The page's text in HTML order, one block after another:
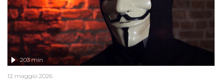
203 min
12 maggio 2026